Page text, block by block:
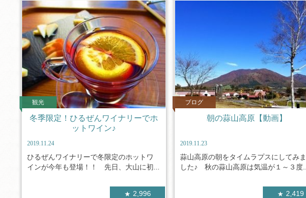
観光
冬季限定！ひるぜんワイナリーでホ
ットワイン♪
2019.11.24
ひるぜんワイナリーで冬限定のホットワ
インが今年も登場！！ 先日、大山に初...
2,996
ブログ
朝の蒜山高原【動画】
2019.11.23
蒜山高原の朝をタイムラプスにしてみま
した♪ 秋の蒜山高原は気温が１～３度...
2,419